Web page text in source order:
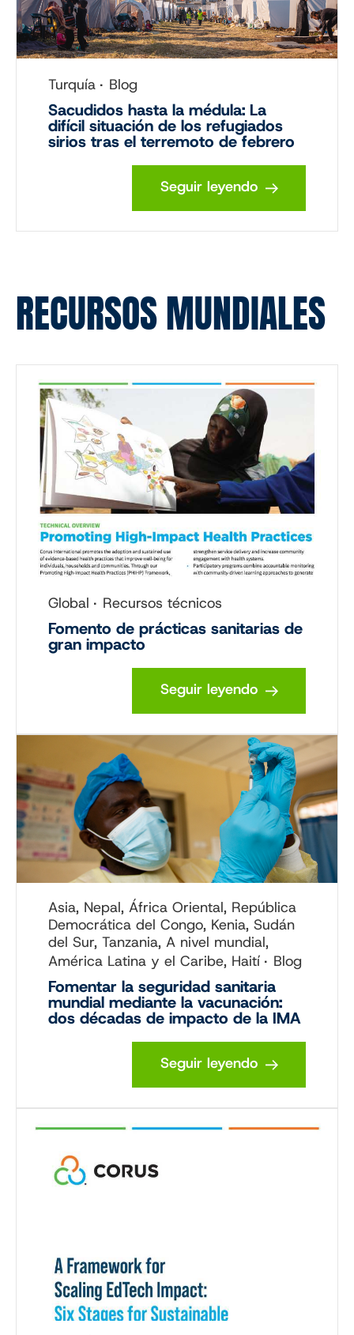
Turquía Blog
Sacudidos hasta la médula: La
difícil situación de los refugiados
sirios tras el terremoto de febrero
Seguir leyendo
RECURSOS MUNDIALES
Global Recursos técnicos
Fomento de prácticas sanitarias de
gran impacto
Seguir leyendo
Asia, Nepal, África Oriental, República
Democrática del Congo, Kenia, Sudán
del Sur, Tanzania, A nivel mundial,
América Latina y el Caribe, Haití
Blog
Fomentar la seguridad sanitaria
mundial mediante la vacunación:
dos décadas de impacto de la IMA
Seguir leyendo